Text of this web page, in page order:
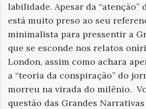
labilidade. Apesar da “atenção”
está muito preso ao seu
minimalista para pressentir a
que se esconde nos relatos
London, assim como achara
a “teoria da conspiração” do
morreu na virada do milênio.
questão das Grandes Narrativas